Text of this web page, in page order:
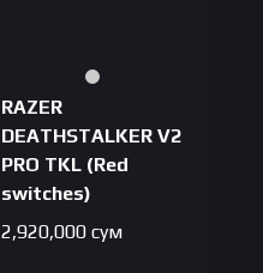
RAZER
DEATHSTALKER V2
PRO TKL (Red
switches)
2,920,000сум